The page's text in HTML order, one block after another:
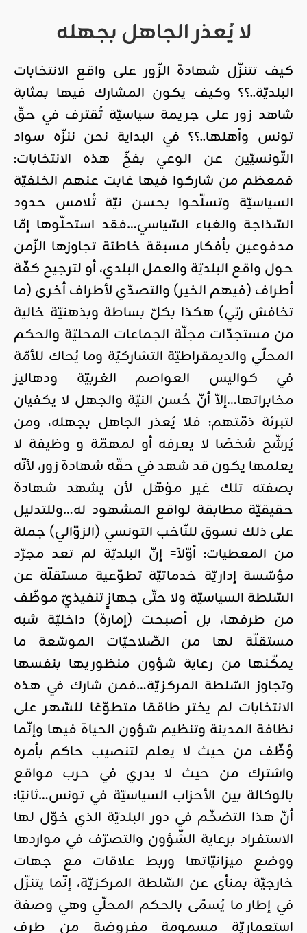
لا يُعذر الجاهل بجهله
كيف تتنزّل شهادة الزّور على واقع الانتخابات
البلديّة..؟؟ وكيف يكون المشارك فيها بمثابة
شاهد زور على جريمة سياسيّة تُقترف في حقّ
تونس وأهلها..؟؟ في البداية نحن ننزّه سواد
التّونسيّين عن الوعي بفخّ هذه الانتخابات:
فمعظم من شاركوا فيها غابت عنهم الخلفيّة
السياسيّة وتسلّحوا بحسن نيّة تُلامس حدود
السّذاجة والغباء السّياسي…فقد استحلّوها إمّا
مدفوعين بأفكار مسبقة خاطئة تجاوزها الزّمن
حول واقع البلديّة والعمل البلدي، أو لترجيح كفّة
أطراف (فيهم الخير) والتصدّي لأطراف أخرى (ما
تخافش ربّي) هكذا بكلّ بساطة وبذهنيّة خالية
من مستجدّات مجلّة الجماعات المحليّة والحكم
المحلّي والديمقراطيّة التشاركيّة وما يُحاك للأمّة
في كواليس العواصم الغربيّة ودهاليز
مخابراتها…إلاّ أنّ حُسن النيّة والجهل لا يكفيان
لتبرئة ذمّتهم: فلا يُعذر الجاهل بجهله، ومن
يُرشّح شخصًا لا يعرفه أو لمهمّة و وظيفة لا
يعلمها يكون قد شهد في حقّه شهادة زور، لأنّه
بصفته تلك غير مؤهّل لأن يشهد شهادة
حقيقيّة مطابقة لواقع المشهود له…وللتدليل
على ذلك نسوق للنّاخب التونسي (الزوّالي) جملة
من المعطيات: أوّلاً= إنّ البلديّة لم تعد مجرّد
مؤسّسة إداريّة خدماتيّة تطوّعية مستقلّة عن
السّلطة السياسيّة ولا حتّى جهازٍ تنفيذيّ موظّف
من طرفها، بل أصبحت (إمارة) داخليّة شبه
مستقلّة لها من الصّلاحيّات الموسّعة ما
يمكّنها من رعاية شؤون منظوريها بنفسها
وتجاوز السّلطة المركزيّة…فمن شارك في هذه
الانتخابات لم يختر طاقمًا متطوّعًا للسّهر على
نظافة المدينة وتنظيم شؤون الحياة فيها وإنّما
وُظّف من حيث لا يعلم لتنصيب حاكم بأمره
واشترك من حيث لا يدري في حرب مواقع
بالوكالة بين الأحزاب السياسيّة في تونس…ثانيًا:
أنّ هذا التضخّم في دور البلديّة الذي خوّل لها
الاستفراد برعاية الشّؤون والتصرّف في مواردها
ووضع ميزانيّاتها وربط علاقات مع جهات
خارجيّة بمنأى عن السّلطة المركزيّة، إنّما يتنزّل
في إطار ما يُسمّى بالحكم المحلّي وهي وصفة
استعماريّة مسمومة مفروضة من طرف